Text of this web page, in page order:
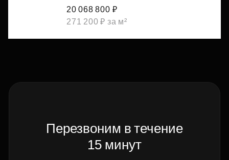
20 068 800 ₽
271 200 ₽ за м²
Перезвоним в течение
15 минут